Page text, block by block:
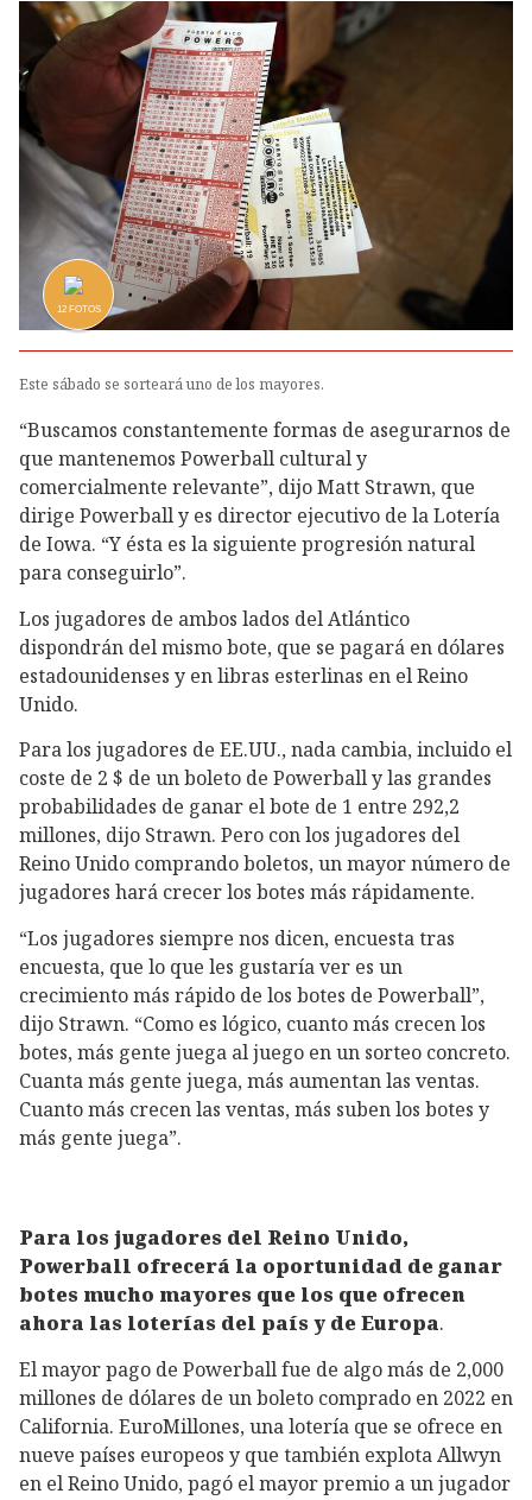
12FOTOS
Este sábado se sorteará uno de los mayores.
“Buscamos constantemente formas de asegurarnos de
que mantenemos Powerball cultural y
comercialmente relevante”, dijo Matt Strawn, que
dirige Powerball y es director ejecutivo de la Lotería
de Iowa. “Y ésta es la siguiente progresión natural
para conseguirlo”.
Los jugadores de ambos lados del Atlántico
dispondrán del mismo bote, que se pagará en dólares
estadounidenses y en libras esterlinas en el Reino
Unido.
Para los jugadores de EE.UU., nada cambia, incluido el
coste de 2 $ de un boleto de Powerball y las grandes
probabilidades de ganar el bote de 1 entre 292,2
millones, dijo Strawn. Pero con los jugadores del
Reino Unido comprando boletos, un mayor número de
jugadores hará crecer los botes más rápidamente.
“Los jugadores siempre nos dicen, encuesta tras
encuesta, que lo que les gustaría ver es un
crecimiento más rápido de los botes de Powerball”,
dijo Strawn. “Como es lógico, cuanto más crecen los
botes, más gente juega al juego en un sorteo concreto.
Cuanta más gente juega, más aumentan las ventas.
Cuanto más crecen las ventas, más suben los botes y
más gente juega”.
Para los jugadores del Reino Unido,
Powerball ofrecerá la oportunidad de ganar
botes mucho mayores que los que ofrecen
ahora las loterías del país y de Europa.
El mayor pago de Powerball fue de algo más de 2,000
millones de dólares de un boleto comprado en 2022 en
California. EuroMillones, una lotería que se ofrece en
nueve países europeos y que también explota Allwyn
en el Reino Unido, pagó el mayor premio a un jugador